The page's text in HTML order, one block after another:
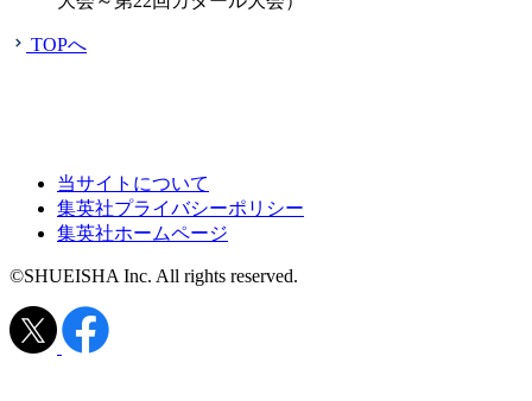
TOPへ
当サイトについて
集英社プライバシーポリシー
集英社ホームページ
©SHUEISHA Inc. All rights reserved.